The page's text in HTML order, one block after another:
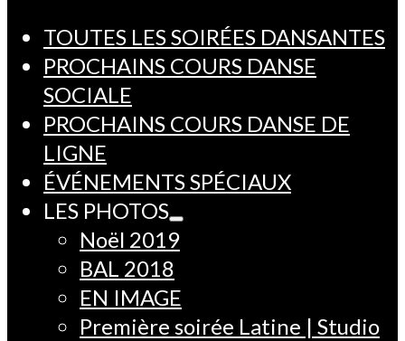
TOUTES LES SOIRÉES DANSANTES
PROCHAINS COURS DANSE
SOCIALE
PROCHAINS COURS DANSE DE
LIGNE
ÉVÉNEMENTS SPÉCIAUX
LES PHOTOS
Noël 2019
BAL 2018
EN IMAGE
Première soirée Latine | Studio